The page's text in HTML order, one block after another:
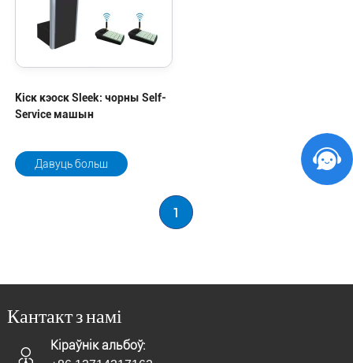
Кіск кэоск Sleek: чорны Self-
Service машын
Давуць больш
1
Кантакт з намі
Кіраўнік альбоў: